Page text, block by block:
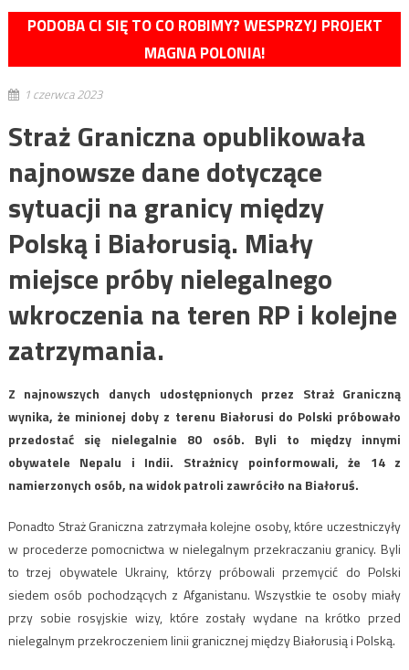
PODOBA CI SIĘ TO CO ROBIMY? WESPRZYJ PROJEKT
MAGNA POLONIA!
1 czerwca 2023
Straż Graniczna opublikowała
najnowsze dane dotyczące
sytuacji na granicy między
Polską i Białorusią. Miały
miejsce próby nielegalnego
wkroczenia na teren RP i kolejne
zatrzymania.
Z najnowszych danych udostępnionych przez Straż Graniczną
wynika, że minionej doby z terenu Białorusi do Polski próbowało
przedostać się nielegalnie 80 osób. Byli to między innymi
obywatele Nepalu i Indii. Strażnicy poinformowali, że 14 z
namierzonych osób, na widok patroli zawróciło na Białoruś.
Ponadto Straż Graniczna zatrzymała kolejne osoby, które uczestniczyły
w procederze pomocnictwa w nielegalnym przekraczaniu granicy. Byli
to trzej obywatele Ukrainy, którzy próbowali przemycić do Polski
siedem osób pochodzących z Afganistanu. Wszystkie te osoby miały
przy sobie rosyjskie wizy, które zostały wydane na krótko przed
nielegalnym przekroczeniem linii granicznej między Białorusią i Polską.